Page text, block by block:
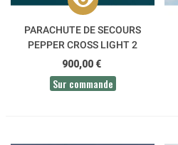
PARACHUTE DE SECOURS
PEPPER CROSS LIGHT 2
SKYWALK
900,00 €
Sur commande